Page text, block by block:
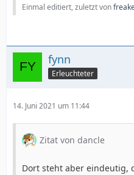
Einmal editiert, zuletzt von
fynn
Erleuchteter
14. Juni 2021 um 11:44
Zitat von dancle
Dort steht aber eindeutig,